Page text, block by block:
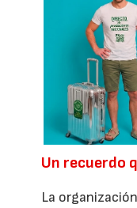
Un recuerdo
La